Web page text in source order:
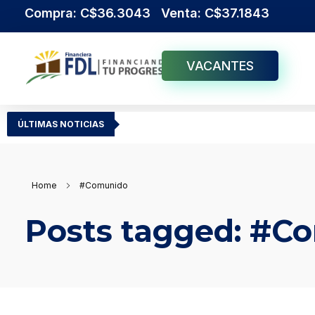
Compra: C$36.3043 Venta: C$37.1843
VACANTES
ÚLTIMAS NOTICIAS
Home #Comunido
Posts tagged: